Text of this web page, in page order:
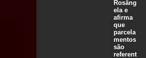
Rosâng
ela e
afirma
que
parcela
mentos
são
referent